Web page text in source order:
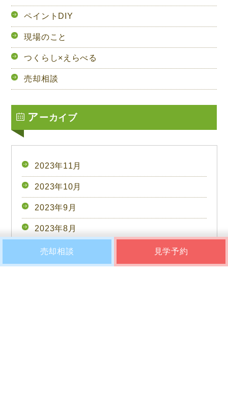
ペイントDIY
現場のこと
つくらし×えらべる
売却相談
アーカイブ
2023年11月
2023年10月
2023年9月
2023年8月
2023年7月 見学予約
売却相談